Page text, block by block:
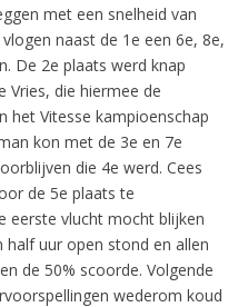
met een snelheid van
naast de 1e een 6e, 8e,
De 2e plaats werd knap
Vries, die hiermee de
het Vitesse kampioenschap
kon met de 3e en 7e
die 4e werd. Cees
de 5e plaats te
eerste vlucht mocht blijken
uur open stond en allen
de 50% scoorde. Volgende
wederom koud